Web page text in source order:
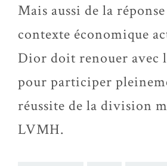
Mais aussi de la
contexte économique
Dior doit renouer avec
pour participer
réussite de la division
LVMH.